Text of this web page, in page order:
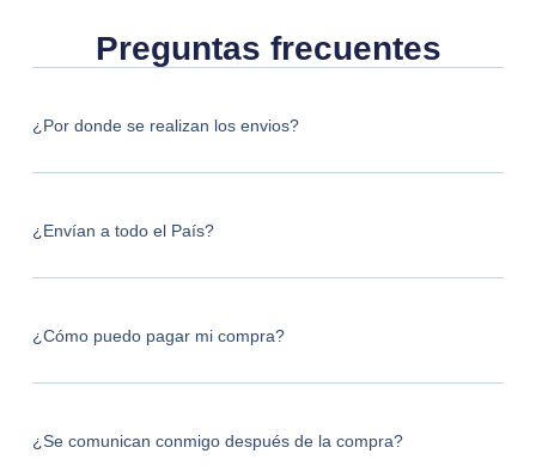
Preguntas frecuentes
¿Por donde se realizan los envios?
¿Envían a todo el País?
¿Cómo puedo pagar mi compra?
¿Se comunican conmigo después de la compra?